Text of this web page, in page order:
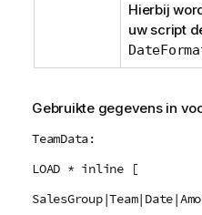
Hierbij
uw script
Gebruikte gegevens in
TeamData:
LOAD * inline [